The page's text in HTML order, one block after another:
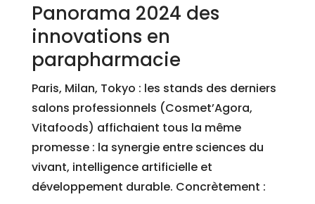
Panorama 2024 des
innovations en
parapharmacie
Paris, Milan, Tokyo : les stands des derniers
salons professionnels (Cosmet’Agora,
Vitafoods) affichaient tous la même
promesse : la synergie entre sciences du
vivant, intelligence artificielle et
développement durable. Concrètement :